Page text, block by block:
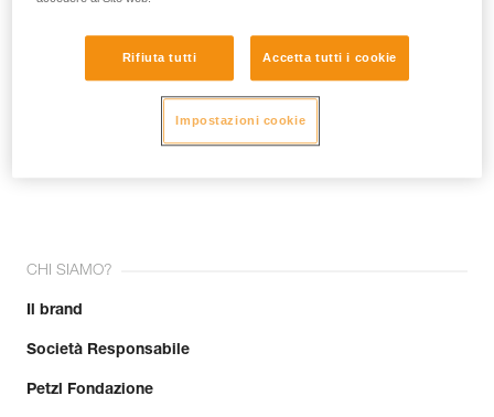
Unisciti alla community!
CHI SIAMO?
Il brand
Società Responsabile
Petzl Fondazione
Rifiuta tutti Accetta tutti i cookie
Impostazioni cookie